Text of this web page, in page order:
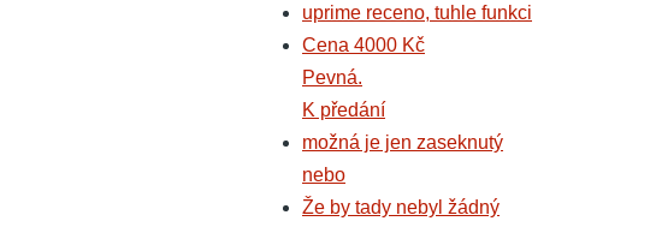
uprime receno, tuhle funkci
Cena 4000 Kč
Pevná.
K předání
možná je jen zaseknutý
nebo
Že by tady nebyl žádný